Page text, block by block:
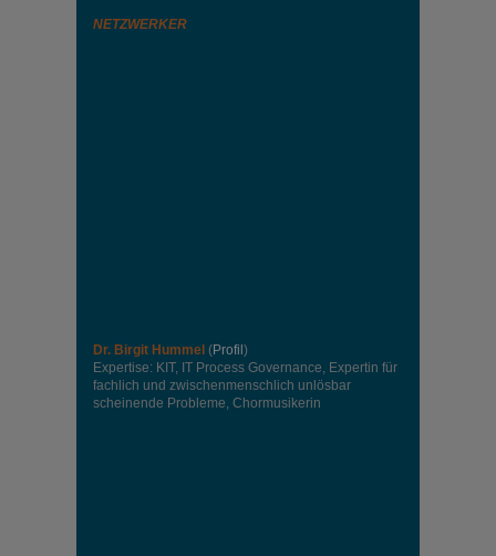
NETZWERKER
Dr. Birgit Hummel (Profil )
Expertise: KIT, IT Process Governance, Expertin für
fachlich und zwischenmenschlich unlösbar
scheinende Probleme, Chormusikerin